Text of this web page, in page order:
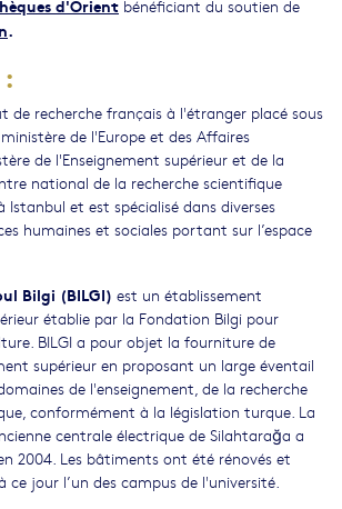
bénéficiant du soutien de
.
de recherche français à l'étranger placé sous
de l'Europe et des Affaires
de l'Enseignement supérieur et de la
national de la recherche scientifique
Istanbul et est spécialisé dans diverses
humaines et sociales portant sur l’espace
Bilgi (BILGI) est un établissement
établie par la Fondation Bilgi pour
BILGI a pour objet la fourniture de
supérieur en proposant un large éventail
de l'enseignement, de la recherche
conformément à la législation turque. La
centrale électrique de Silahtarağa a
2004. Les bâtiments ont été rénovés et
jour l’un des campus de l'université.